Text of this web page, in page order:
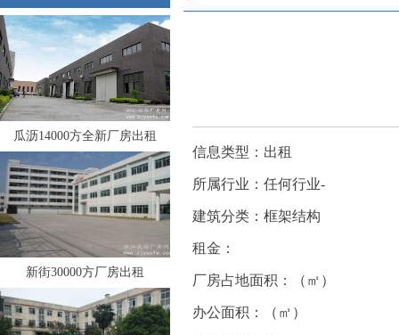
瓜沥14000方全新厂房出租
新街30000方厂房出租
信息类型：出租
所属行业：任何行业-
建筑分类：框架结构
租金：
厂房占地面积：（㎡）
办公面积：（㎡）